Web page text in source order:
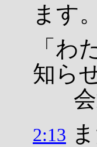
ます。
「わ
知ら
会
2:13